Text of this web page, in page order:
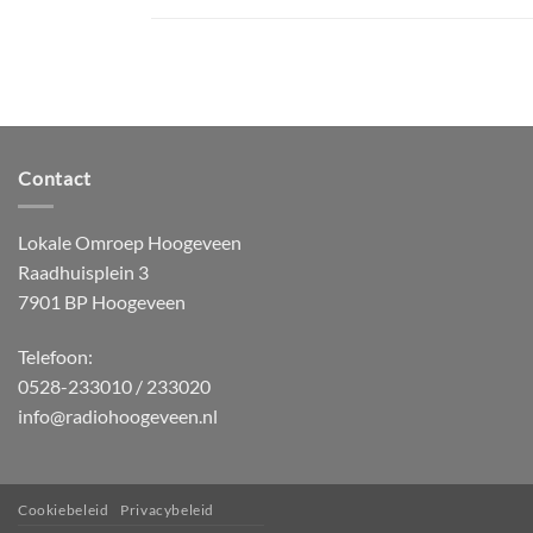
Contact
Lokale Omroep Hoogeveen
Raadhuisplein 3
7901 BP Hoogeveen
Telefoon:
0528-233010 / 233020
info@radiohoogeveen.nl
Cookiebeleid Privacybeleid